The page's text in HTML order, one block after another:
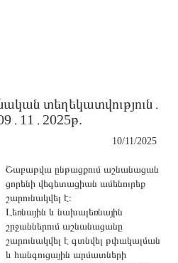
տեղեկատվություն․
10/11/2025
Շաբաթվա ընթացքում աշնանացան
ցորենի վեգետացիան ամենուրեք
շարունակվել է։
Լեռնային և նախալեռնային
շրջաններում աշնանացանը
շարունակվել է գտնվել թփակալման
և հանգուցային արմատների